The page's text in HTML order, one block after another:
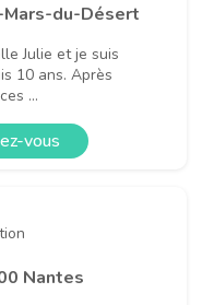
Mars-du-Désert
Julie et je suis
10 ans. Après
...
vous
Nantes